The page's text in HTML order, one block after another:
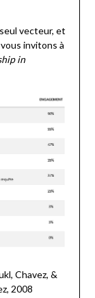
vecteur, et
invitons à
in
Chavez, &
2008